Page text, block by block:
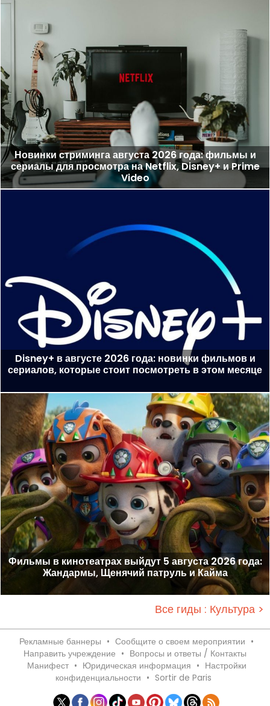
Новинки стриминга августа 2026 года: фильмы и
сериалы для просмотра на Netflix, Disney+ и Prime
Video
Disney+ в августе 2026 года: новинки фильмов и
сериалов, которые стоит посмотреть в этом месяце
Фильмы в кинотеатрах выйдут 5 августа 2026 года:
Жандармы, Щенячий патруль и Кайма
Все гиды : Культура >
Рекламные баннеры • Сообщите о своем мероприятии •
Направить учреждение • Вопросы и ответы / Контакты
Манифест • Юридическая информация • Настройки
конфиденциальности • Sortir de Paris